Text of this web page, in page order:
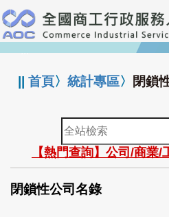
跳
到
主
要
:::
||首頁〉統計專區〉 閉鎖
全
站
檢
索
【熱門查詢】公司/商業/
閉鎖性公司名錄